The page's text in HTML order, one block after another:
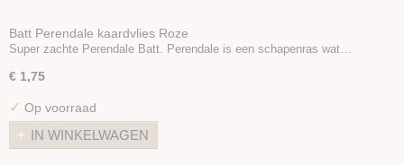
Batt Perendale kaardvlies Roze
Super zachte Perendale Batt. Perendale is een schapenras wat…
€ 1,75
✓ Op voorraad
IN WINKELWAGEN